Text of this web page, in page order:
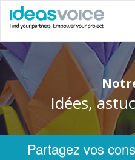
Idées,
Partagez vos